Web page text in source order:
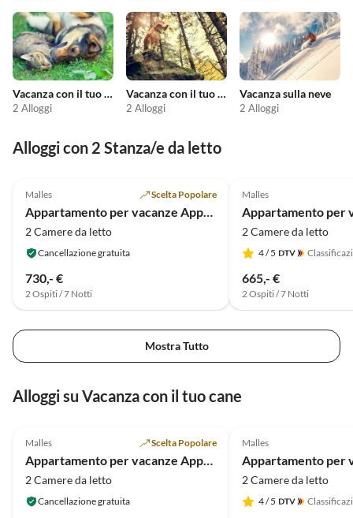
Vacanza con il tuo animale domestico
2 Alloggi
Vacanza con il tuo cane
2 Alloggi
Vacanza sulla neve
2 Alloggi
Alloggi con 2 Stanza/e da letto
Malles Scelta Popolare
Appartamento per vacanze Appartamento vacanze al piano terra "Pritscheshof"
2 Camere da letto
Cancellazione gratuita
730,- €
2 Ospiti / 7 Notti
Malles
2 Camere da letto
4/ 5
665,- €
2 Ospiti / 7 Notti
Mostra Tutto
Alloggi su Vacanza con il tuo cane
Malles Scelta Popolare
Appartamento per vacanze Appartamento vacanze al piano terra "Pritscheshof"
2 Camere da letto
Cancellazione gratuita
Malles
2 Camere da letto
4/ 5